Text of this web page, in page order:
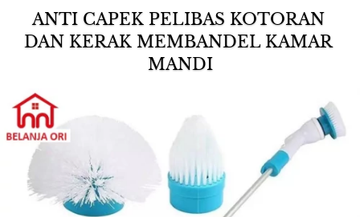
ANTI CAPEK PELIBAS KOTORAN
DAN KERAK MEMBANDEL KAMAR
MANDI